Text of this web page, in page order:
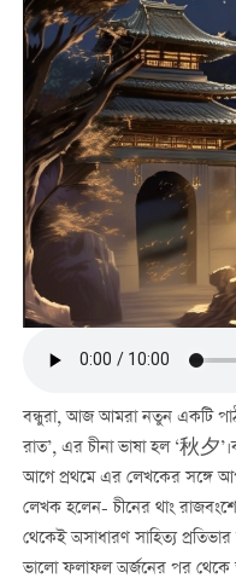
বন্ধুরা, আজ আমরা নতুন একটি
রাত’, এর চীনা ভাষা হল ‘秋夕
আগে প্রথমে এর লেখকের সঙ্গে
লেখক হলেন- চীনের থাং
থেকেই অসাধারণ সাহিত্য
ভালো ফলাফল অর্জনের পর থেকে